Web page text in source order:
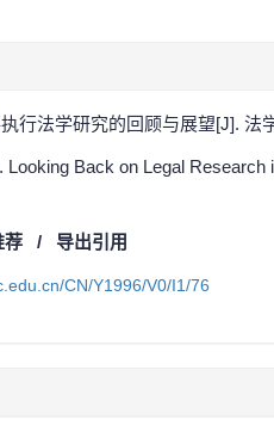
行法学研究的回顾与展望[J]. 法
Looking Back on Legal
荐 / 导出引用
CN/Y1996/V0/I1/76